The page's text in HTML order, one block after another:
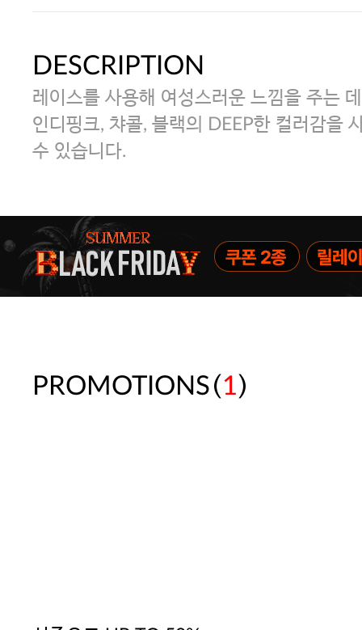
[썸머블프] 2만원 할인 쿠폰(8.1~31)
DESCRIPTION
레이스를 사용해 여성스러운 느낌을 주는
인디핑크, 챠콜, 블랙의 DEEP한 컬러감을
수 있습니다.
PROMOTIONS(1)